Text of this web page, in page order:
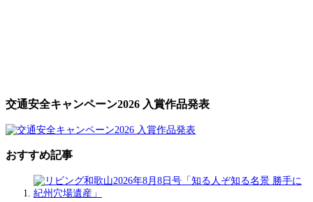
交通安全キャンペーン2026 入賞作品発表
おすすめ記事